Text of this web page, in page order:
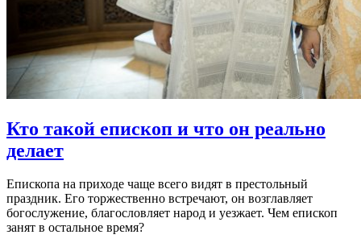
Кто такой епископ и что он реально
делает
Епископа на приходе чаще всего видят в престольный
праздник. Его торжественно встречают, он возглавляет
богослужение, благословляет народ и уезжает. Чем епископ
занят в остальное время?